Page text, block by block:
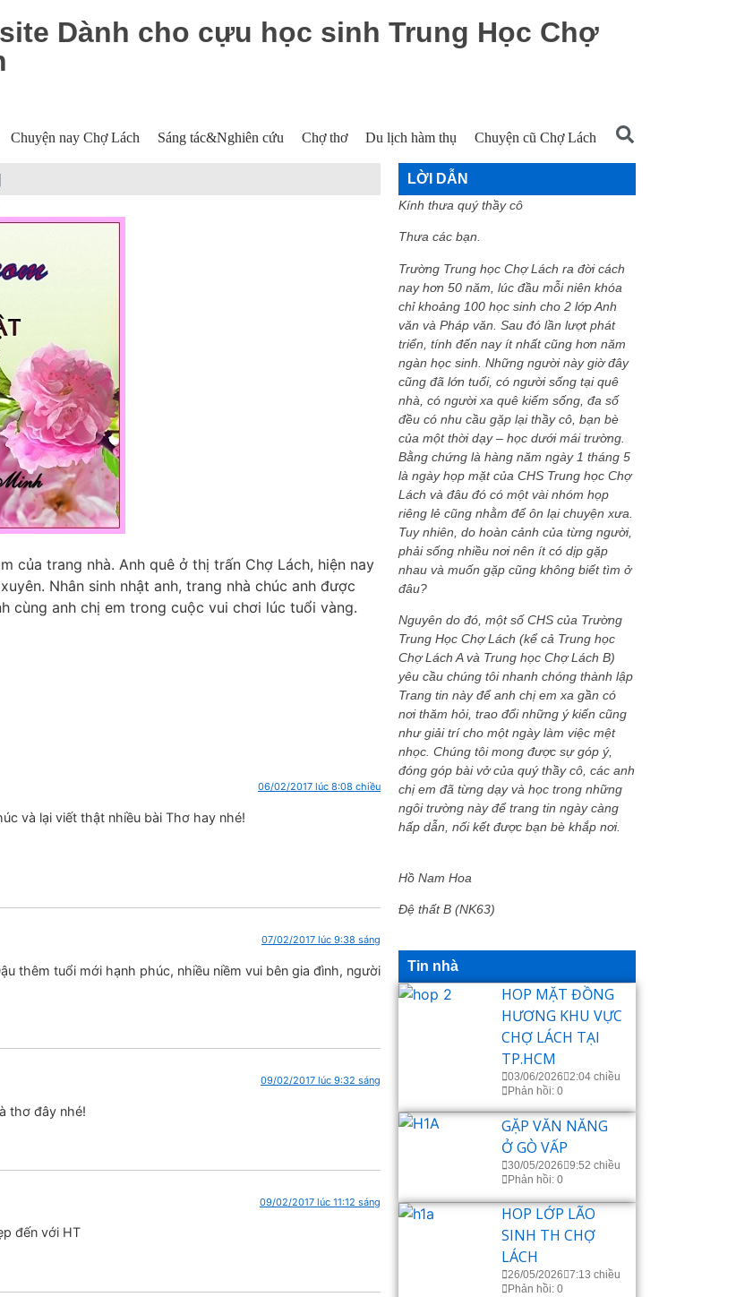
Dành cho cựu học sinh Trung Học Chợ
Chuyện nay Chợ Lách Sáng tác&Nghiên cứu Chợ thơ Du lịch hàm thụ Chuyện cũ Chợ Lách
của trang nhà. Anh quê ở thị trấn Chợ Lách, hiện nay
Nhân sinh nhật anh, trang nhà chúc anh được
cùng anh chị em trong cuộc vui chơi lúc tuổi vàng.
06/02/2017 lúc 8:08 chiều
và lại viết thật nhiều bài Thơ hay nhé!
07/02/2017 lúc 9:38 sáng
thêm tuổi mới hạnh phúc, nhiều niềm vui bên gia đình, người
09/02/2017 lúc 9:32 sáng
thơ đây nhé!
09/02/2017 lúc 11:12 sáng
đến với HT
LỜI DẪN
Kính thưa quý thầy cô
Thưa các bạn.
Trường Trung học Chợ Lách ra đời cách
nay hơn 50 năm, lúc đầu mỗi niên khóa
chỉ khoảng 100 học sinh cho 2 lớp Anh
văn và Pháp văn. Sau đó lần lượt phát
triển, tính đến nay ít nhất cũng hơn năm
ngàn học sinh. Những người này giờ đây
cũng đã lớn tuổi, có người sống tại quê
nhà, có người xa quê kiếm sống, đa số
đều có nhu cầu gặp lại thầy cô, bạn bè
của một thời dạy – học dưới mái trường.
Bằng chứng là hàng năm ngày 1 tháng 5
là ngày họp mặt của CHS Trung học Chợ
Lách và đâu đó có một vài nhóm họp
riêng lẻ cũng nhằm để ôn lại chuyện xưa.
Tuy nhiên, do hoàn cảnh của từng người,
phải sống nhiều nơi nên ít có dịp gặp
nhau và muốn gặp cũng không biết tìm ở
đâu?
Nguyên do đó, một số CHS của Trường
Trung Học Chợ Lách (kể cả Trung học
Chợ Lách A và Trung học Chợ Lách B)
yêu cầu chúng tôi nhanh chóng thành lập
Trang tin này để anh chị em xa gần có
nơi thăm hỏi, trao đổi những ý kiến cũng
như giải trí cho một ngày làm việc mệt
nhọc. Chúng tôi mong được sự góp ý,
đóng góp bài vở của quý thầy cô, các anh
chị em đã từng dạy và học trong những
ngôi trường này để trang tin ngày càng
hấp dẫn, nối kết được bạn bè khắp nơi.
Hồ Nam Hoa
Đệ thất B (NK63)
Tin nhà
HOP MẶT ĐỒNG
HƯƠNG KHU VỰC
CHỢ LÁCH TẠI
TP.HCM
03/06/2026 2:04 chiều
Phản hồi: 0
GẶP VĂN NĂNG
Ở GÒ VẤP
30/05/2026 9:52 chiều
Phản hồi: 0
HOP LỚP LÃO
SINH TH CHỢ
LÁCH
26/05/2026 7:13 chiều
Phản hồi: 0